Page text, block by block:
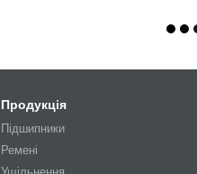
Продукція
Підшипники
Ремені